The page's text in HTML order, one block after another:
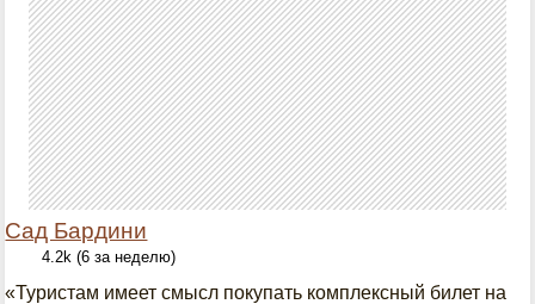
Сад Бардини
4.2k (6 за неделю)
«Туристам имеет смысл покупать комплексный билет на